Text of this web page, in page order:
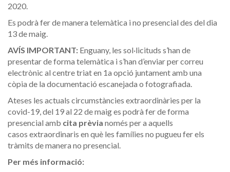
2020.
Es podrà fer de manera telemàtica i no presencial des del dia
13 de maig.
AVÍS IMPORTANT: Enguany, les sol·licituds s’han de
presentar de forma telemàtica i s’han d’enviar per correu
electrònic al centre triat en 1a opció juntament amb una
còpia de la documentació escanejada o fotografiada.
Ateses les actuals circumstàncies extraordinàries per la
covid-19, del 19 al 22 de maig es podrà fer de forma
presencial amb cita prèvia només per a aquells
casos extraordinaris en què les famílies no pugueu fer els
tràmits de manera no presencial.
Per més informació: